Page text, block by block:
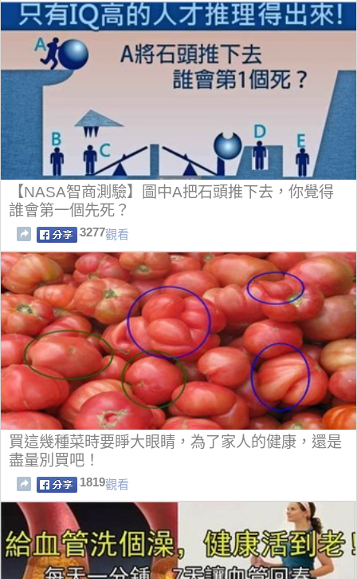
【NASA智商測驗】圖中A把石頭推下去，你覺得
誰會第一個先死？
3277觀看
買這幾種菜時要睜大眼睛，為了家人的健康，還是
盡量別買吧！
1819觀看